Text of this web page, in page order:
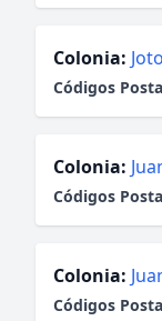
Colonia:
Códigos
Colonia:
Códigos
Colonia:
Códigos